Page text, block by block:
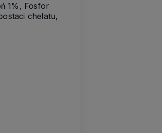
1%, Fosfor
chelatu,